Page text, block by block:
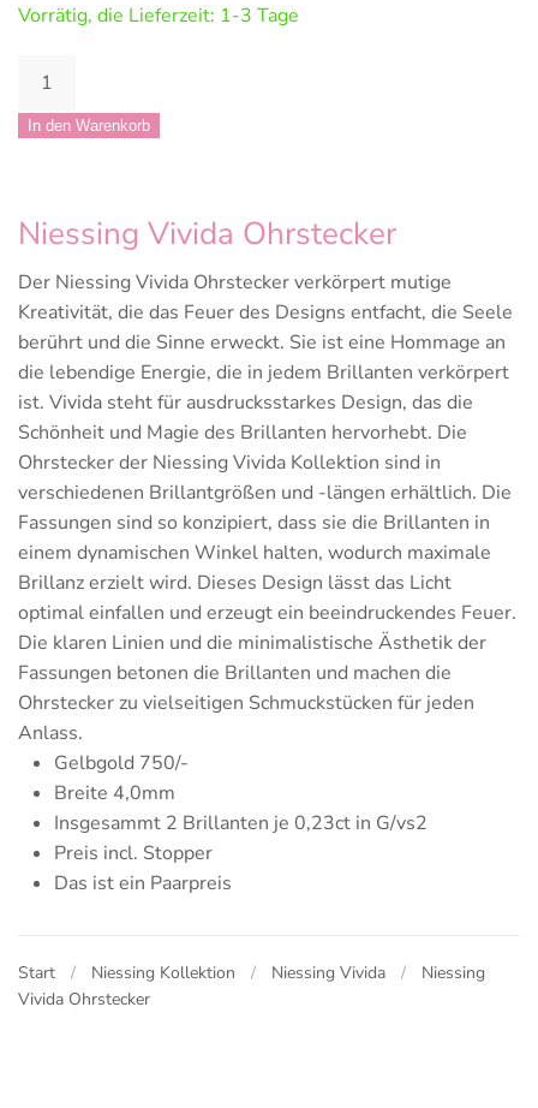
Vorrätig, die Lieferzeit: 1-3 Tage
Niessing
Ohrstecker
In den Warenkorb
Niessing Vivida Ohrstecker
Der Niessing Vivida Ohrstecker verkörpert mutige
Kreativität, die das Feuer des Designs entfacht, die Seele
berührt und die Sinne erweckt. Sie ist eine Hommage an
die lebendige Energie, die in jedem Brillanten verkörpert
ist. Vivida steht für ausdrucksstarkes Design, das die
Schönheit und Magie des Brillanten hervorhebt. Die
Ohrstecker der Niessing Vivida Kollektion sind in
verschiedenen Brillantgrößen und -längen erhältlich. Die
Fassungen sind so konzipiert, dass sie die Brillanten in
einem dynamischen Winkel halten, wodurch maximale
Brillanz erzielt wird. Dieses Design lässt das Licht
optimal einfallen und erzeugt ein beeindruckendes Feuer.
Die klaren Linien und die minimalistische Ästhetik der
Fassungen betonen die Brillanten und machen die
Ohrstecker zu vielseitigen Schmuckstücken für jeden
Anlass.
Gelbgold 750/-
Breite 4,0mm
Insgesammt 2 Brillanten je 0,23ct in G/vs2
Preis incl. Stopper
Das ist ein Paarpreis
Start Niessing Kollektion Niessing Vivida
Niessing
Vivida Ohrstecker